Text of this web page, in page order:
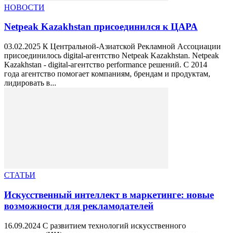
НОВОСТИ
Netpeak Kazakhstan присоединился к ЦАРА
03.02.2025 К Центральной-Азиатской Рекламной Ассоциации
присоединилось digital-агентство Netpeak Kazakhstan. Netpeak
Kazakhstan - digital-агентство performance решений. С 2014
года агентство помогает компаниям, брендам и продуктам,
лидировать в...
СТАТЬИ
Искусственный интеллект в маркетинге: новые
возможности для рекламодателей
16.09.2024 С развитием технологий искусственного